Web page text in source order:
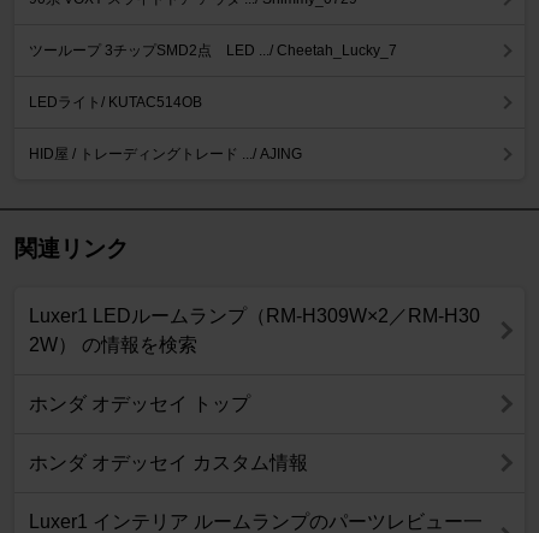
ツーループ 3チップSMD2点 LED .../ Cheetah_Lucky_7
LEDライト/ KUTAC514OB
HID屋 / トレーディングトレード .../ AJING
関連リンク
Luxer1 LEDルームランプ（RM-H309W×2／RM-H30
2W） の情報を検索
ホンダ オデッセイ トップ
ホンダ オデッセイ カスタム情報
Luxer1 インテリア ルームランプのパーツレビュー一